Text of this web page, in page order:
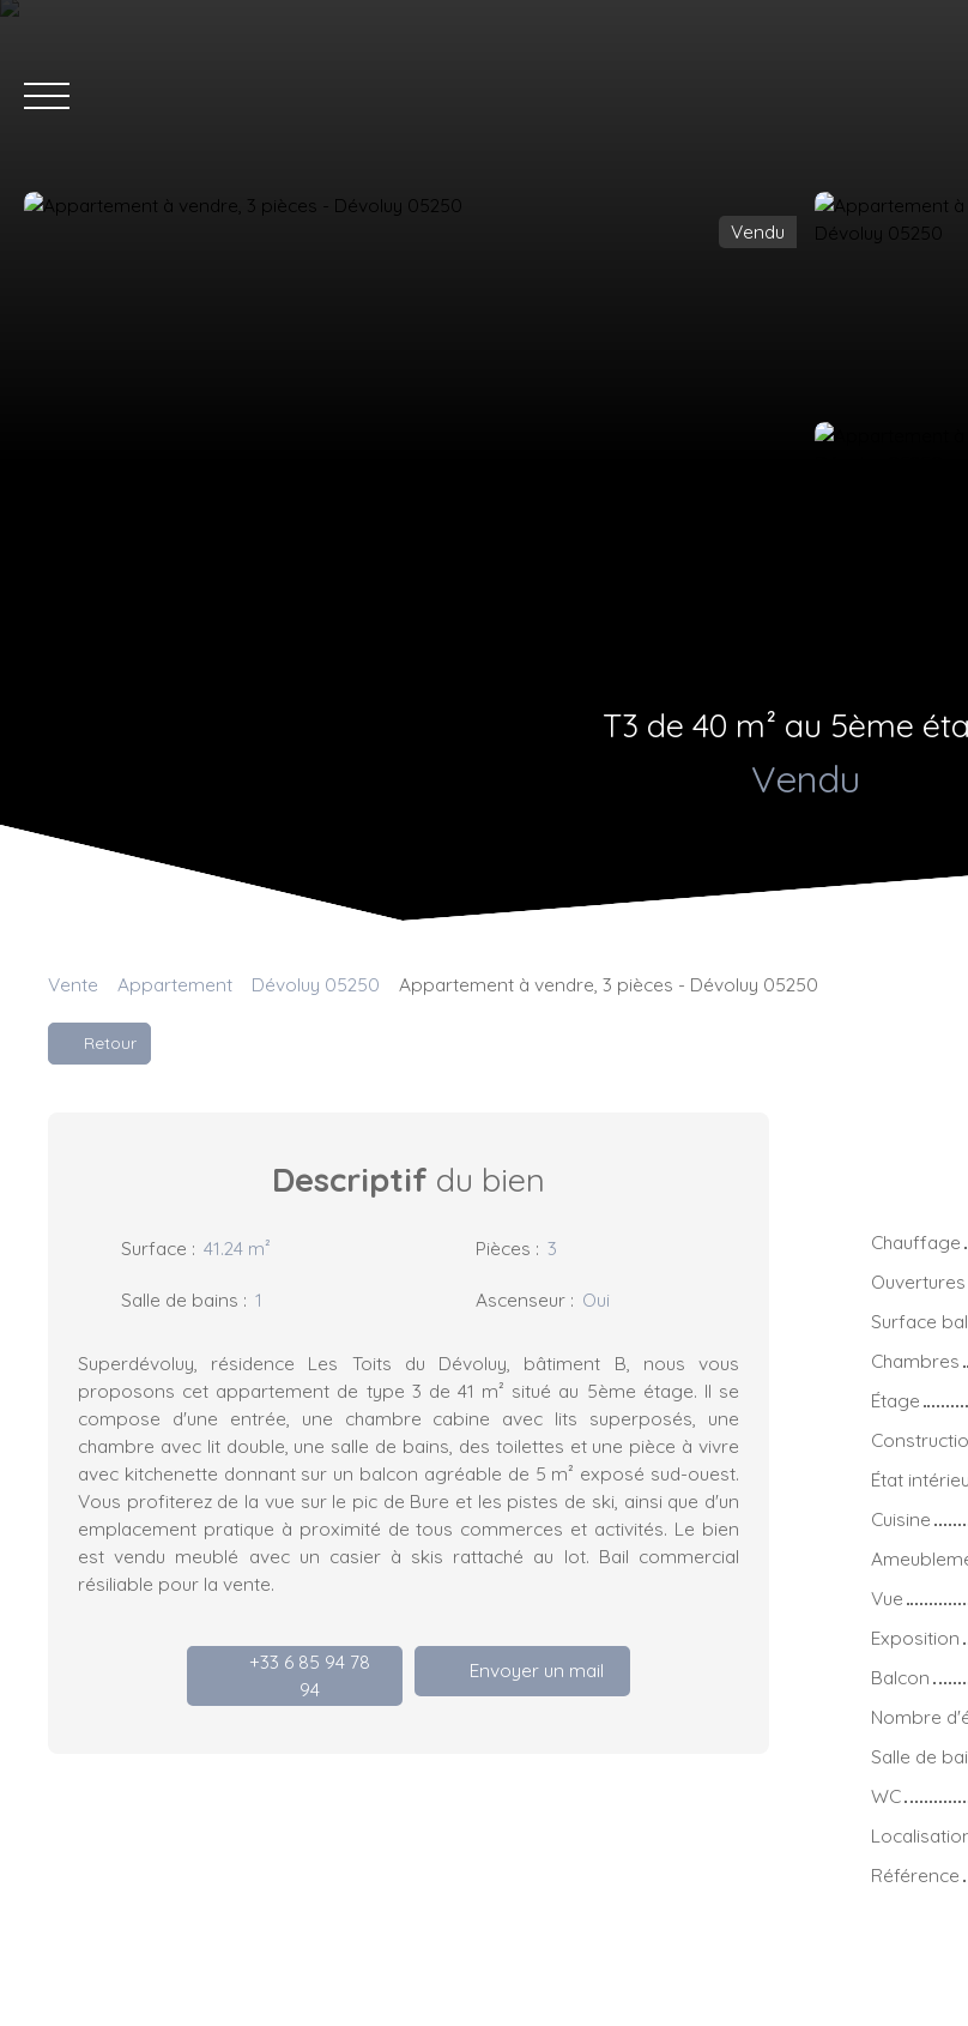
Vendu
T3 de 40 m² au 5ème
Vendu
Vente Appartement Dévoluy 05250 Appartement à vendre, 3 pièces - Dévoluy 05250
Retour
Descriptif du bien
Surface : 41.24 m² Pièces : 3
Salle de bains : 1 Ascenseur : Oui
Superdévoluy, résidence Les Toits du Dévoluy, bâtiment B, nous vous
proposons cet appartement de type 3 de 41 m² situé au 5ème étage. Il se
compose d'une entrée, une chambre cabine avec lits superposés, une
chambre avec lit double, une salle de bains, des toilettes et une pièce à vivre
avec kitchenette donnant sur un balcon agréable de 5 m² exposé sud-ouest.
Vous profiterez de la vue sur le pic de Bure et les pistes de ski, ainsi que d'un
emplacement pratique à proximité de tous commerces et activités. Le bien
est vendu meublé avec un casier à skis rattaché au lot. Bail commercial
résiliable pour la vente.
+33 6 85 94 78
94
Envoyer un mail
Chauffage
Ouvertures
Surface
Chambres
Étage
État
Cuisine
Vue
Exposition
Balcon
Nombre
Salle de
WC
Référence